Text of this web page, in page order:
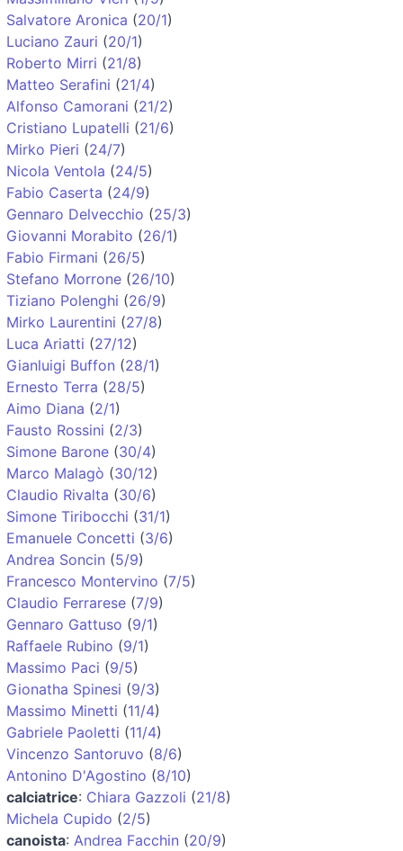
Salvatore Aronica (20/1)
Luciano Zauri (20/1)
Roberto Mirri (21/8)
Matteo Serafini (21/4)
Alfonso Camorani (21/2)
Cristiano Lupatelli (21/6)
Mirko Pieri (24/7)
Nicola Ventola (24/5)
Fabio Caserta (24/9)
Gennaro Delvecchio (25/3)
Giovanni Morabito (26/1)
Fabio Firmani (26/5)
Stefano Morrone (26/10)
Tiziano Polenghi (26/9)
Mirko Laurentini (27/8)
Luca Ariatti (27/12)
Gianluigi Buffon (28/1)
Ernesto Terra (28/5)
Aimo Diana (2/1)
Fausto Rossini (2/3)
Simone Barone (30/4)
Marco Malagò (30/12)
Claudio Rivalta (30/6)
Simone Tiribocchi (31/1)
Emanuele Concetti (3/6)
Andrea Soncin (5/9)
Francesco Montervino (7/5)
Claudio Ferrarese (7/9)
Gennaro Gattuso (9/1)
Raffaele Rubino (9/1)
Massimo Paci (9/5)
Gionatha Spinesi (9/3)
Massimo Minetti (11/4)
Gabriele Paoletti (11/4)
Vincenzo Santoruvo (8/6)
Antonino D'Agostino (8/10)
calciatrice: Chiara Gazzoli (21/8)
Michela Cupido (2/5)
canoista: Andrea Facchin (20/9)